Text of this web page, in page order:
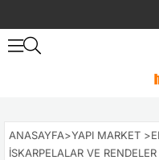
ANASAYFA>YAPI MARKET >
İSKARPELALAR VE RENDELER